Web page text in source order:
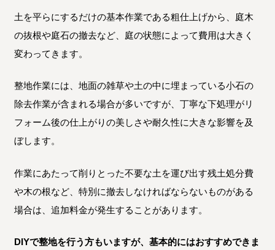
土を平らにするだけの基本作業である粗仕上げから、庭木
の抜根や庭石の撤去など、庭の状態によって費用は大きく
変わってきます。
整地作業には、地面の雑草や土の中に埋まっている小石の
除去作業が含まれる場合が多いですが、丁寧な下処理がリ
フォーム後の仕上がりの美しさや耐久性に大きな影響を及
ぼします。
作業にあたって削りとった不要な土を運び出す残土処分費
や木の根など、特別に撤去しなければならないものがある
場合は、追加料金が発生することがあります。
DIYで整地を行う方もいますが、基本的にはおすすめできま